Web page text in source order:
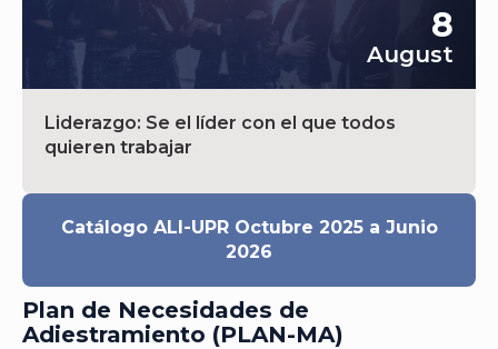
8
August
Liderazgo: Se el líder con el que todos
quieren trabajar
Catálogo ALI-UPR Octubre 2025 a Junio
2026
Plan de Necesidades de
Adiestramiento (PLAN-MA)